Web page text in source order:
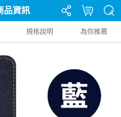
品資訊
規格說明 為你推薦